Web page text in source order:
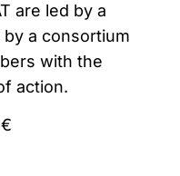
are led by a
a consortium
with the
action.